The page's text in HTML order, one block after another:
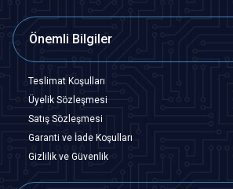
Önemli Bilgiler
Teslimat Koşulları
Üyelik Sözleşmesi
Satış Sözleşmesi
Garanti ve İade Koşulları
Gizlilik ve Güvenlik